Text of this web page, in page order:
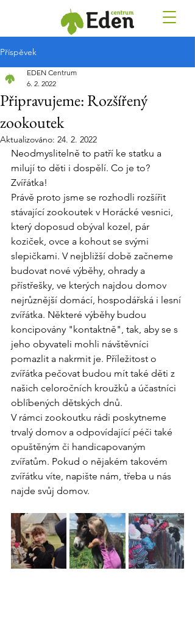
Příspěvek
Připravujeme: Rozšířený
zookoutek
EDEN Centrum
6. 2. 2022
Aktualizováno: 24. 2. 2022
Neodmyslitelně to patří ke statku a
milují to děti i dospělí. Co je to?
Zvířátka!
Právě proto jsme se rozhodli rozšířit
stávající zookoutek v Horácké vesnici,
který doposud obýval kozel, pár
koziček, ovce a kohout se svými
slepičkami. V nejbližší době začneme
budovat nové výběhy, ohrady a
přístřešky, ve kterých najdou domov
nejrůznější domácí, hospodářská i lesní
zvířátka. Některé výběhy budou
koncipovány "kontaktně", tak, aby se s
jeho obyvateli mohli návštěvníci
pomazlit a nakrmit je. Příležitost o
zvířátka pečovat budou mít také děti z
našich celoročních kroužků a účastníci
oblíbených dětských dnů.
V rámci zookoutku rádi poskytneme
trvalý domov a odpovídající péči také
opuštěným či handicapovaným
zvířatům. Pokud o nějakém takovém
zvířátku víte, napište nám, třeba u nás
najde svůj domov.